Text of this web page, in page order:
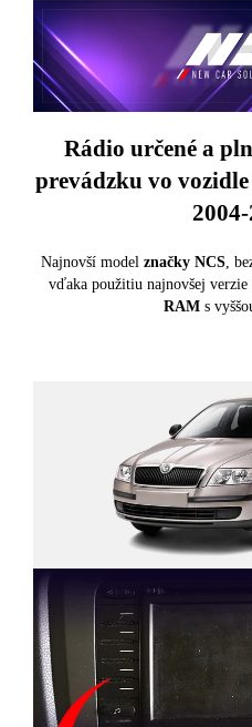
Rádio určené a
prevádzku vo vozidle
Najnovší model značky NCS,
vďaka použitiu najnovšej verzie
RAMs